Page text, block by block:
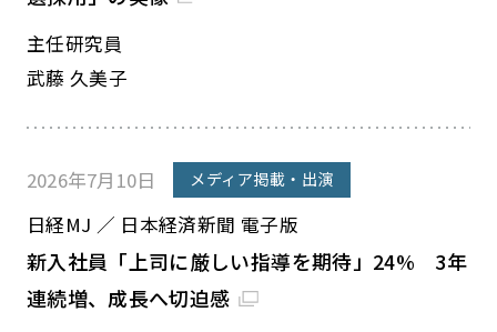
主任研究員
武藤 久美子
2026年7月10日 メディア掲載・出演
日経MJ ／ 日本経済新聞 電子版
新入社員「上司に厳しい指導を期待」24% 3年
連続増、成長へ切迫感